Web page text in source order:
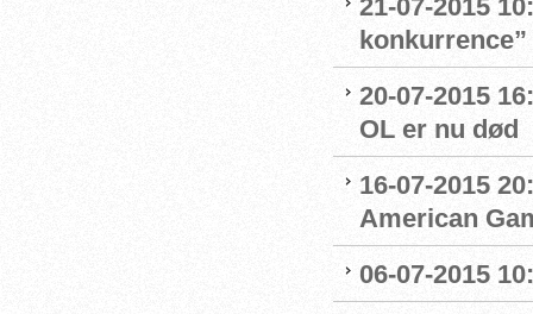
21-07-2015
konkurrence”
20-07-2015
OL er nu død
16-07-2015
American
06-07-2015